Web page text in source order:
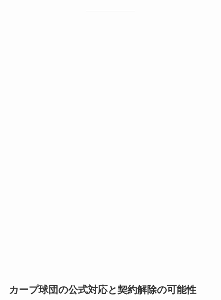
カープ球団の公式対応と契約解除の可能性